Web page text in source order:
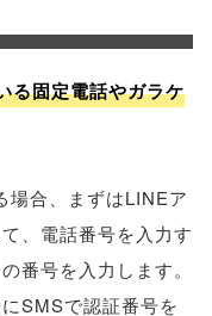
る固定電話やガラケ
場合、まずはLINEア
、電話番号を入力す
番号を入力します。
SMSで認証番号を